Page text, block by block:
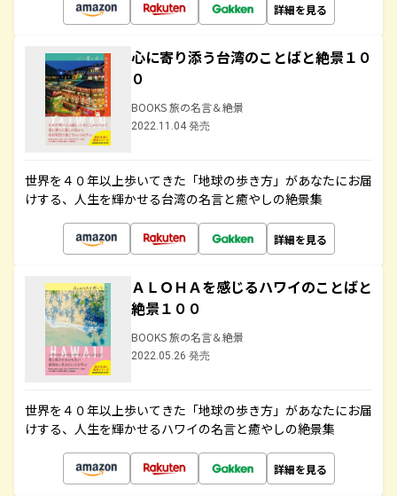
詳細を見る
心に寄り添う台湾のことばと絶景１０
０
BOOKS 旅の名言＆絶景
2022.11.04 発売
世界を４０年以上歩いてきた「地球の歩き方」があなたにお届
けする、人生を輝かせる台湾の名言と癒やしの絶景集
詳細を見る
ＡＬＯＨＡを感じるハワイのことばと
絶景１００
BOOKS 旅の名言＆絶景
2022.05.26 発売
世界を４０年以上歩いてきた「地球の歩き方」があなたにお届
けする、人生を輝かせるハワイの名言と癒やしの絶景集
詳細を見る